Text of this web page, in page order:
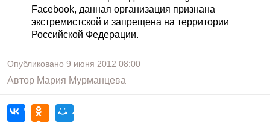
Facebook, данная организация признана
экстремистской и запрещена на территории
Российской Федерации.
Опубликовано 9 июня 2012 08:00
Автор Мария Мурманцева